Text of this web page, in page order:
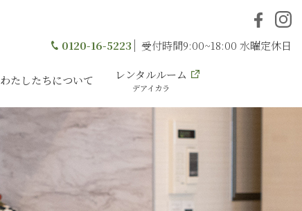
0120-16-5223 受付時間9:00~18:00 水曜定休日
わたしたちについて レンタルルーム
デアイカラ